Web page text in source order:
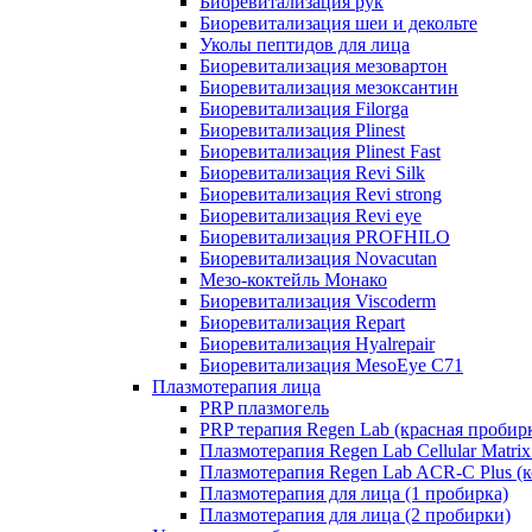
Биоревитализация шеи и декольте
Уколы пептидов для лица
Биоревитализация мезовартон
Биоревитализация мезоксантин
Биоревитализация Filorga
Биоревитализация Plinest
Биоревитализация Plinest Fast
Биоревитализация Revi Silk
Биоревитализация Revi strong
Биоревитализация Revi eye
Биоревитализация PROFHILO
Биоревитализация Novacutan
Мезо-коктейль Монако
Биоревитализация Viscoderm
Биоревитализация Repart
Биоревитализация Hyalrepair
Биоревитализация MesoEye C71
Плазмотерапия лица
PRP плазмогель
PRP терапия Regen Lab (красная
Плазмотерапия Regen Lab Cellular
Плазмотерапия Regen Lab ACR-C Plus
Плазмотерапия для лица (1 пробирка)
Плазмотерапия для лица (2 пробирки)